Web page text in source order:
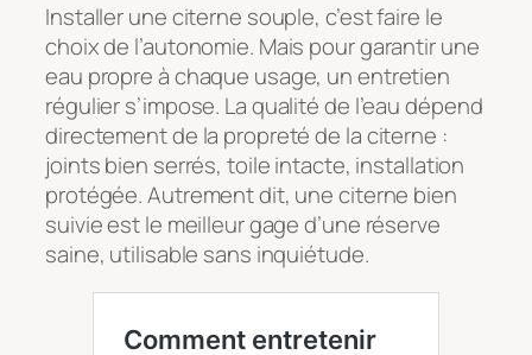
Installer une citerne souple, c’est faire le
choix de l’autonomie. Mais pour garantir une
eau propre à chaque usage, un entretien
régulier s’impose. La qualité de l’eau dépend
directement de la propreté de la citerne :
joints bien serrés, toile intacte, installation
protégée. Autrement dit, une citerne bien
suivie est le meilleur gage d’une réserve
saine, utilisable sans inquiétude.